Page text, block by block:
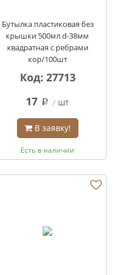
Бутылка пластиковая без
крышки 500мл d-38мм
квадратная с ребрами
кор/100шт
Код: 27713
17 q шт
В заявку!
Есть в наличии